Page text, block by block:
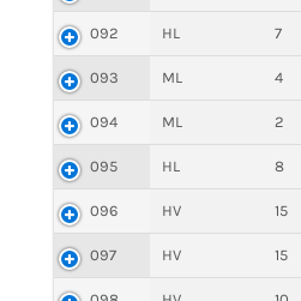
092 HL 7
093 ML 4
094 ML 2
095 HL 8
096 HV 15
097 HV 15